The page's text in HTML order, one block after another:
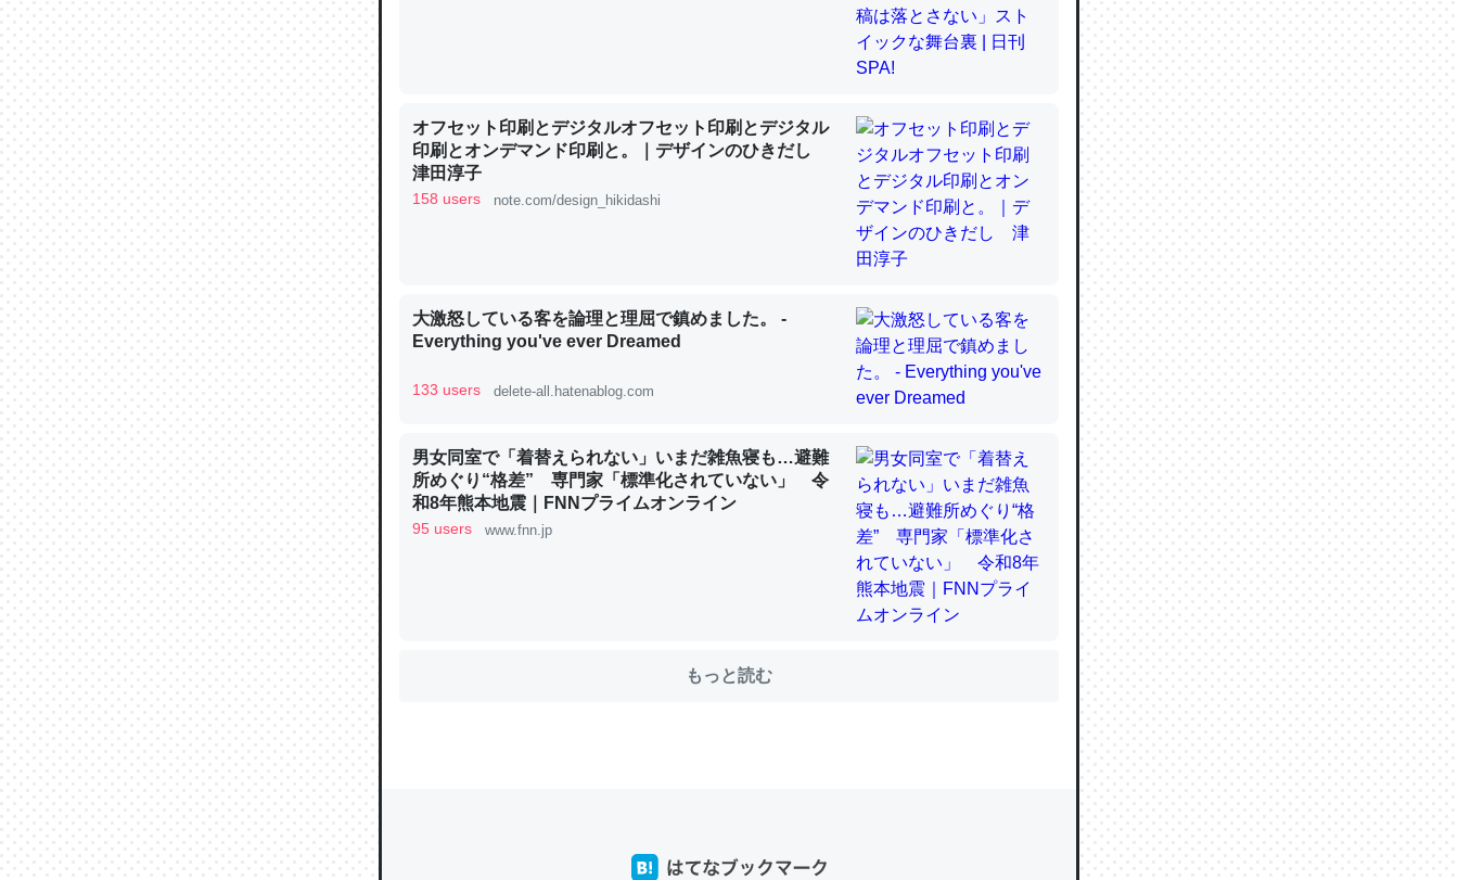
─ニュース :: 【研究発表】昆虫学の大問題＝「昆虫はなぜ海にいないのか」に関する新仮説
これを元に考えるとカルシウムを大量に使う脊椎動物と貝類は苦労してるんだな…。腹足
類だと殻を無くしてナメクジになったり努力してるし。
─ニュース :: 【研究発表】昆虫学の大問題＝「昆虫はなぜ海にいないのか」に関する新仮説
ウチもEchoを実家に置いて４年。でたまに覗いてる。ぼちぼちRingも置こうかと画策
中。あと、Googleマップで位置情報を共有してる。電池残量や充電中かが分かるのでこ
─たまにLINEするくらいだった遠方の父67歳と僕。ITツール導入でコミュニケーションが劇的に変化し
た｜tayorini by LIFULL介護
ちょうど同じ理由でEcho Show 8を設定中でした。PrimeとかSpotifyを支払う孝行もで
きる。一生で親と会える残り時間を日数にすると1週間とかの人が多いそうだけど、それ
─たまにLINEするくらいだった遠方の父67歳と僕。ITツール導入でコミュニケーションが劇的に変化し
どAlexaしか使わないので回線代ほとんどかからないですよ。参考：
オフセット印刷とデジタルオフセット印刷とデジタル
印刷とオンデマンド印刷と。｜デザインのひきだし
津田淳子
158 users note.com/design_hikidashi
大激怒している客を論理と理屈で鎮めました。 -
Everything you've ever Dreamed
133 users delete-all.hatenablog.com
男女同室で「着替えられない」いまだ雑魚寝も…避難
所めぐり“格差” 専門家「標準化されていない」 令
和8年熊本地震｜FNNプライムオンライン
95 users www.fnn.jp
もっと読む